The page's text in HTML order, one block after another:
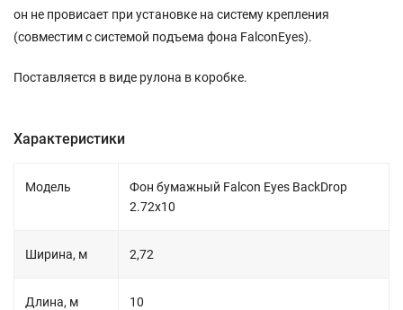
он не провисает при установке на систему крепления
(совместим с системой подъема фона FalconEyes).
Поставляется в виде рулона в коробке.
Характеристики
Модель
Фон бумажный Falcon Eyes BackDrop
2.72x10
Ширина, м 2,72
Длина, м 10